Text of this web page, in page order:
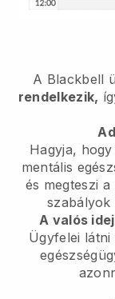
A Blackbell
rendelkezik,
Hagyja,
mentális
és megteszi
szabályok
A valós
Ügyfelei